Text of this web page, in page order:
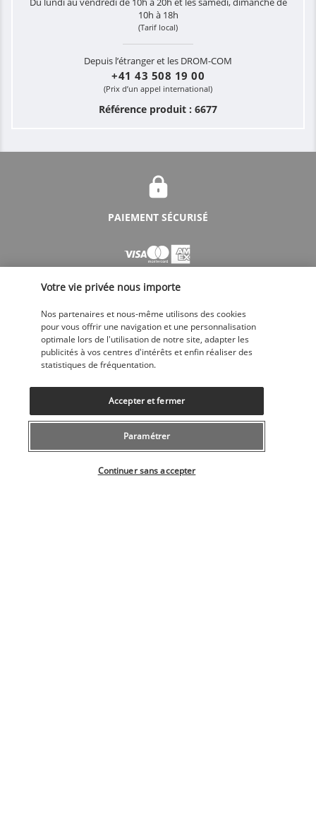
Du lundi au vendredi de 10h à 20h et les samedi, dimanche de
10h à 18h
(Tarif local)
Depuis l’étranger et les DROM-COM
+41 43 508 19 00
(Prix d’un appel international)
Référence produit : 6677
PAIEMENT SÉCURISÉ
SUIVEZ-NOUS
CONTACTEZ-NOUS
043 508 19 00
Votre vie privée nous importe
Nos partenaires et nous-même utilisons des cookies
pour vous offrir une navigation et une personnalisation
optimale lors de l'utilisation de notre site, adapter les
publicités à vos centres d'intérêts et enfin réaliser des
statistiques de fréquentation.
Paramétrer
Continuer sans accepter
Accepter et fermer